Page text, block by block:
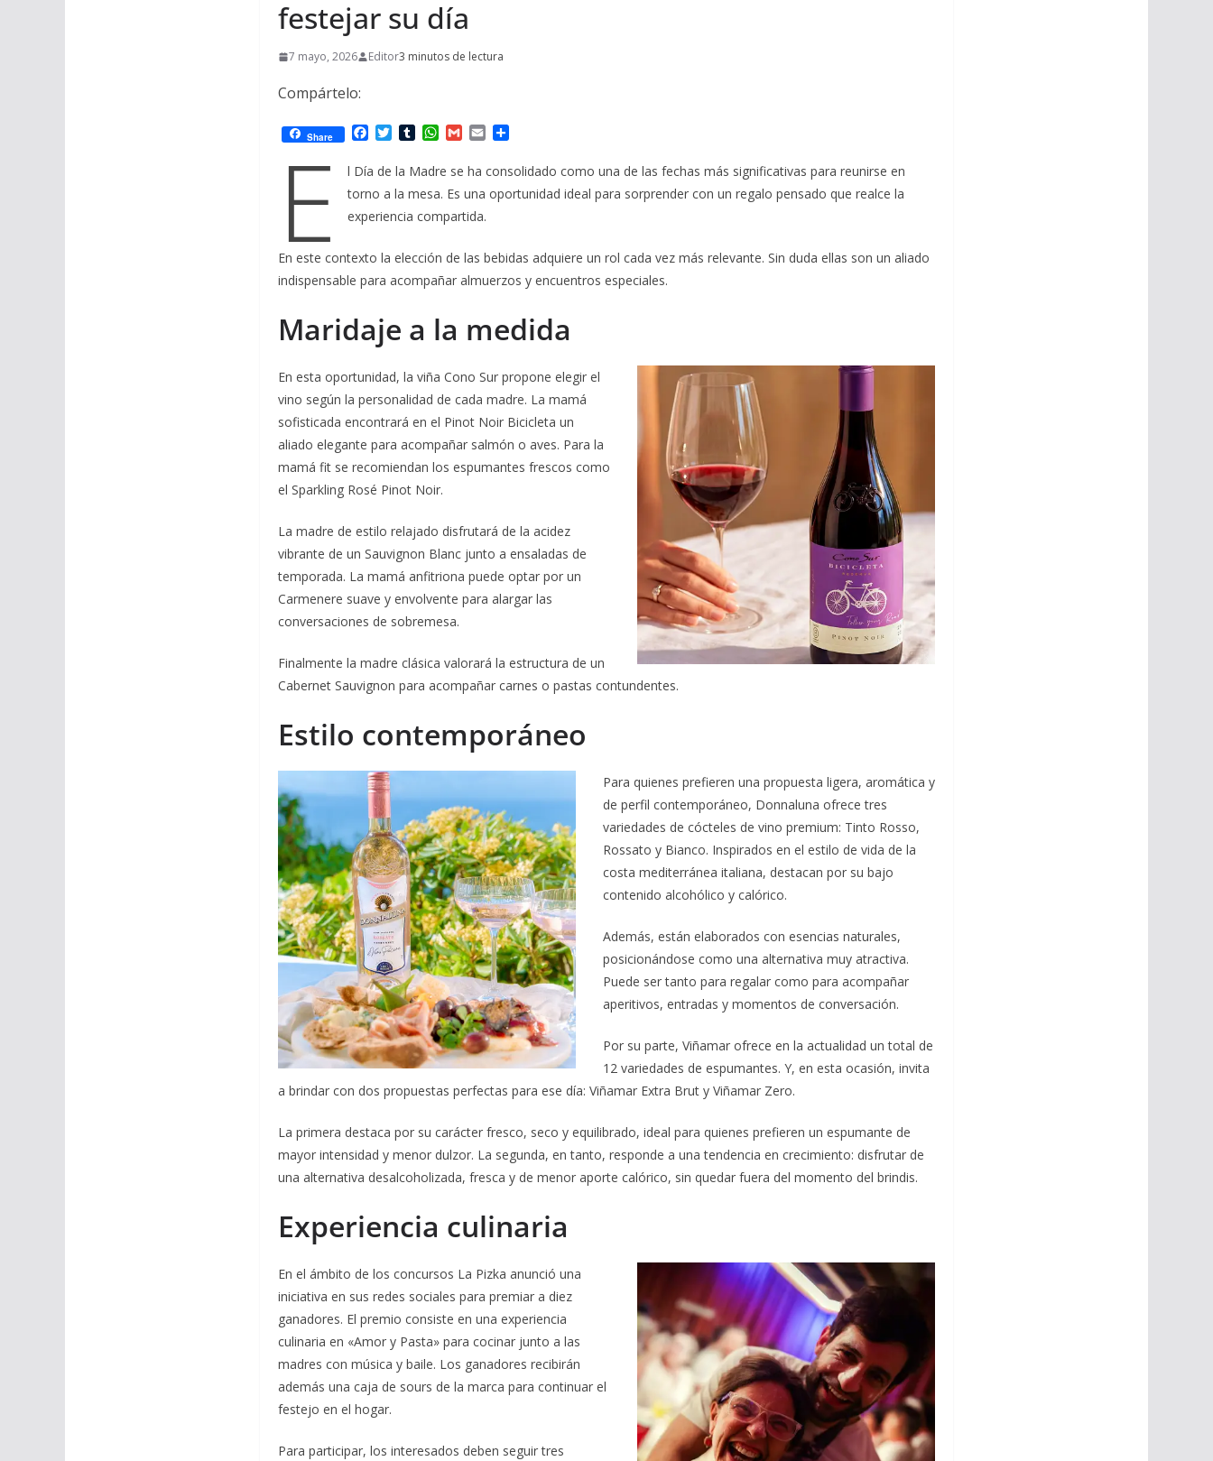
festejar su día
7 mayo, 2026 Editor3 minutos de lectura
Compártelo:
Share
c
e
b
o
T
t
t
e
T
m
b
l
r
W
a
t
s
A
p
G
a
i
l
E
a
i
m
p
a
r
E
l Día de la Madre se ha consolidado como una de las fechas más significativas para reunirse en
torno a la mesa. Es una oportunidad ideal para sorprender con un regalo pensado que realce la
experiencia compartida.
En este contexto la elección de las bebidas adquiere un rol cada vez más relevante. Sin duda ellas son un aliado
indispensable para acompañar almuerzos y encuentros especiales.
Maridaje a la medida
En esta oportunidad, la viña Cono Sur propone elegir el
vino según la personalidad de cada madre. La mamá
sofisticada encontrará en el Pinot Noir Bicicleta un
aliado elegante para acompañar salmón o aves. Para la
mamá fit se recomiendan los espumantes frescos como
el Sparkling Rosé Pinot Noir.
La madre de estilo relajado disfrutará de la acidez
vibrante de un Sauvignon Blanc junto a ensaladas de
temporada. La mamá anfitriona puede optar por un
Carmenere suave y envolvente para alargar las
conversaciones de sobremesa.
Finalmente la madre clásica valorará la estructura de un
Cabernet Sauvignon para acompañar carnes o pastas contundentes.
Estilo contemporáneo
Para quienes prefieren una propuesta ligera, aromática y
de perfil contemporáneo, Donnaluna ofrece tres
variedades de cócteles de vino premium: Tinto Rosso,
Rossato y Bianco. Inspirados en el estilo de vida de la
costa mediterránea italiana, destacan por su bajo
contenido alcohólico y calórico.
Además, están elaborados con esencias naturales,
posicionándose como una alternativa muy atractiva.
Puede ser tanto para regalar como para acompañar
aperitivos, entradas y momentos de conversación.
Por su parte, Viñamar ofrece en la actualidad un total de
12 variedades de espumantes. Y, en esta ocasión, invita
a brindar con dos propuestas perfectas para ese día: Viñamar Extra Brut y Viñamar Zero.
La primera destaca por su carácter fresco, seco y equilibrado, ideal para quienes prefieren un espumante de
mayor intensidad y menor dulzor. La segunda, en tanto, responde a una tendencia en crecimiento: disfrutar de
una alternativa desalcoholizada, fresca y de menor aporte calórico, sin quedar fuera del momento del brindis.
Experiencia culinaria
En el ámbito de los concursos La Pizka anunció una
iniciativa en sus redes sociales para premiar a diez
ganadores. El premio consiste en una experiencia
culinaria en «Amor y Pasta» para cocinar junto a las
madres con música y baile. Los ganadores recibirán
además una caja de sours de la marca para continuar el
festejo en el hogar.
Para participar, los interesados deben seguir tres